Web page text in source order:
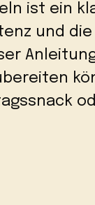
ist ein
und